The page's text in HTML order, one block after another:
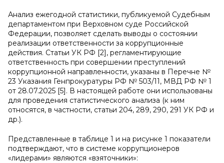
Анализ ежегодной статистики, публикуемой Судебным
департаментом при Верховном суде Российской
Федерации, позволяет сделать выводы о состоянии
реализации ответственности за коррупционные
действия. Статьи УК РФ [2], регламентирующие
ответственность при совершении преступлений
коррупционной направленности, указаны в Перечне №
23 Указания Генпрокуратуры РФ № 503/11, МВД РФ № 1
от 28.07.2025 [5]. В настоящей работе они использованы
для проведения статистического анализа (к ним
относятся, в частности, статьи 204, 289, 290, 291 УК РФ и
др.).
Представленные в таблице 1 и на рисунке 1 показатели
подтверждают, что в системе коррупционеров
«лидерами» являются «взяточники»: